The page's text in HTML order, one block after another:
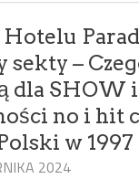
sekty –
dla SHOW i
no i hit
w
2024